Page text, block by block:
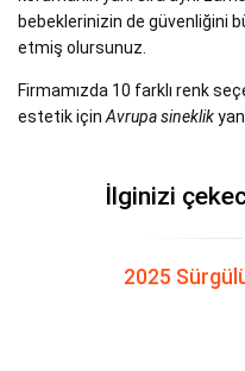
bebeklerinizin de güvenliğini
etmiş olursunuz.
Firmamızda 10 farklı renk
estetik için Avrupa sineklik
İlginizi
2025